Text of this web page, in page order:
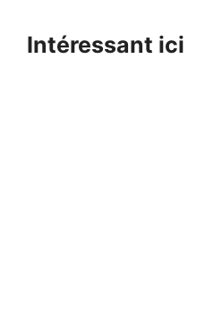
contentIntéressant ici